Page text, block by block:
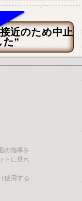
近のため中止
た”
の指導を
トに乗れ
る